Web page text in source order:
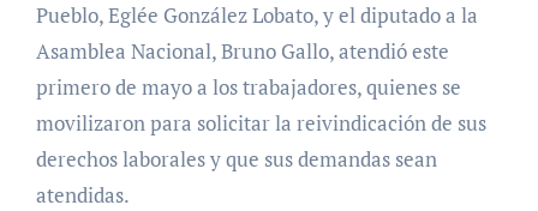
Pueblo, Eglée González Lobato, y el diputado a la
Asamblea Nacional, Bruno Gallo, atendió este
primero de mayo a los trabajadores, quienes se
movilizaron para solicitar la reivindicación de sus
derechos laborales y que sus demandas sean
atendidas.